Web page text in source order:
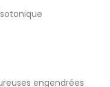
engendrées